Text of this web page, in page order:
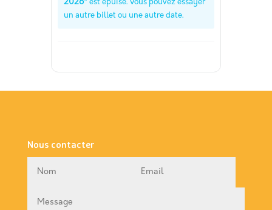
2026" est épuisé. Vous pouvez essayer
un autre billet ou une autre date.
Nous contacter